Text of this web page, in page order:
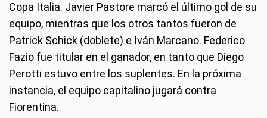
Copa Italia. Javier Pastore marcó el último gol de su
equipo, mientras que los otros tantos fueron de
Patrick Schick (doblete) e Iván Marcano. Federico
Fazio fue titular en el ganador, en tanto que Diego
Perotti estuvo entre los suplentes. En la próxima
instancia, el equipo capitalino jugará contra
Fiorentina.